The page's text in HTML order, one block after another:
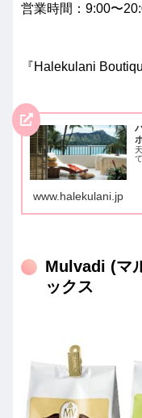
営業時間：9:00〜
『Halekulani
www.halekulani.jp
Mulvadi (マ
ックス